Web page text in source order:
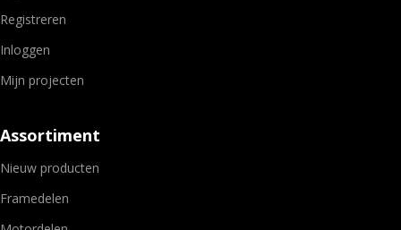
Registreren
Inloggen
Mijn projecten
Assortiment
Nieuw producten
Framedelen